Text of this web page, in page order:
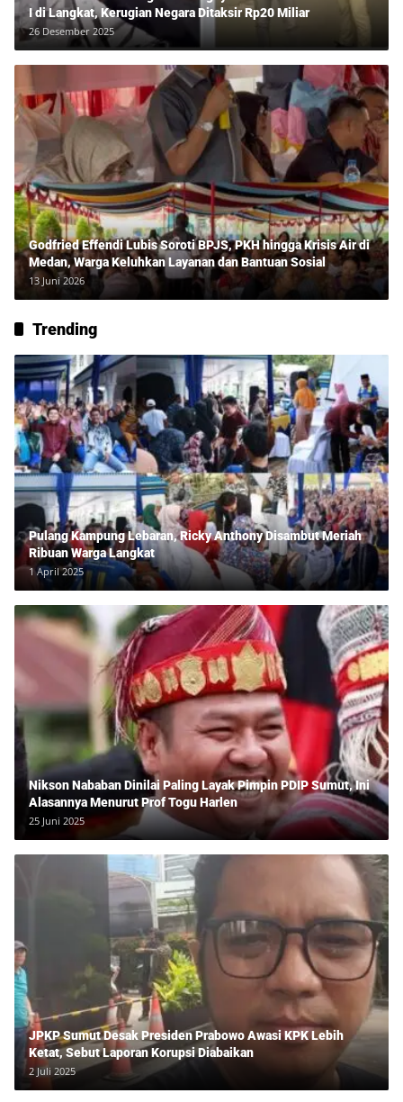
I di Langkat, Kerugian Negara Ditaksir Rp20 Miliar
26 Desember 2025
Godfried Effendi Lubis Soroti BPJS, PKH hingga Krisis Air di
Medan, Warga Keluhkan Layanan dan Bantuan Sosial
13 Juni 2026
Trending
Pulang Kampung Lebaran, Ricky Anthony Disambut Meriah
Ribuan Warga Langkat
1 April 2025
Nikson Nababan Dinilai Paling Layak Pimpin PDIP Sumut, Ini
Alasannya Menurut Prof Togu Harlen
25 Juni 2025
JPKP Sumut Desak Presiden Prabowo Awasi KPK Lebih
Ketat, Sebut Laporan Korupsi Diabaikan
2 Juli 2025